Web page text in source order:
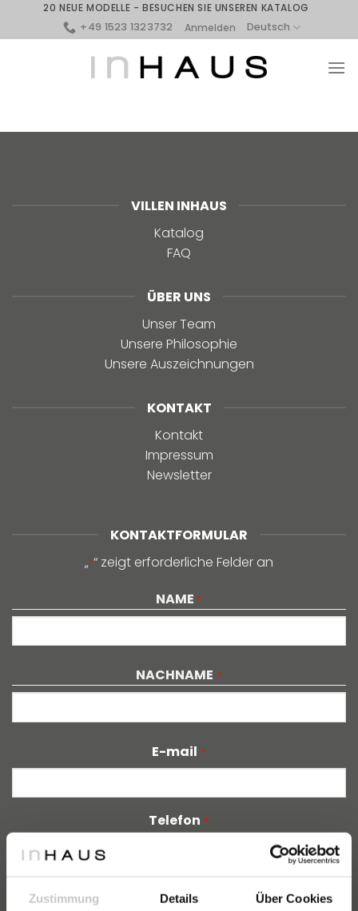
Zustimmung Details Über Cookies
20 NEUE MODELLE - BESUCHEN SIE UNSEREN KATALOG
+49 1523 1323732
Anmelden Deutsch
VILLEN INHAUS
Katalog
FAQ
ÜBER UNS
Unser Team
Unsere Philosophie
Unsere Auszeichnungen
KONTAKT
Kontakt
Impressum
Newsletter
KONTAKTFORMULAR
„*“ zeigt erforderliche Felder an
NAME *
NACHNAME *
E-mail *
Telefon *
+1
Kundentyp